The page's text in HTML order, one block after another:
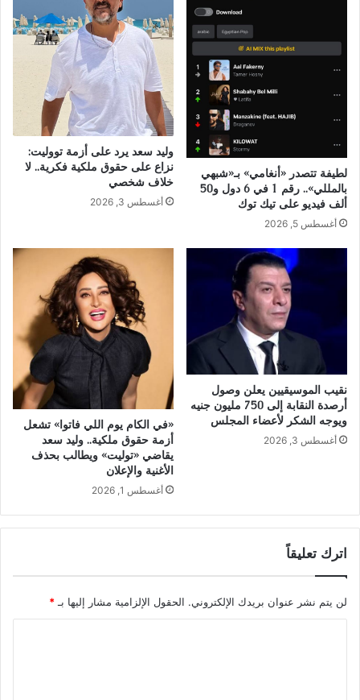
لطيفة تتصدر «أنغامي» بـ«شبهي
بالمللي».. رقم 1 في 6 دول و50
ألف فيديو على تيك توك
أغسطس 5, 2026
وليد سعد يرد على أزمة تووليت:
نزاع على حقوق ملكية فكرية.. لا
خلاف شخصي
أغسطس 3, 2026
نقيب الموسيقيين يعلن وصول
أرصدة النقابة إلى 750 مليون جنيه
ويوجه الشكر لأعضاء المجلس
أغسطس 3, 2026
«في الكام يوم اللي فاتوا» تشعل
أزمة حقوق ملكية.. وليد سعد
يقاضي «توليت» ويطالب بحذف
الأغنية والإعلان
أغسطس 1, 2026
اترك تعليقاً
لن يتم نشر عنوان بريدك الإلكتروني. الحقول الإلزامية مشار إليها بـ *